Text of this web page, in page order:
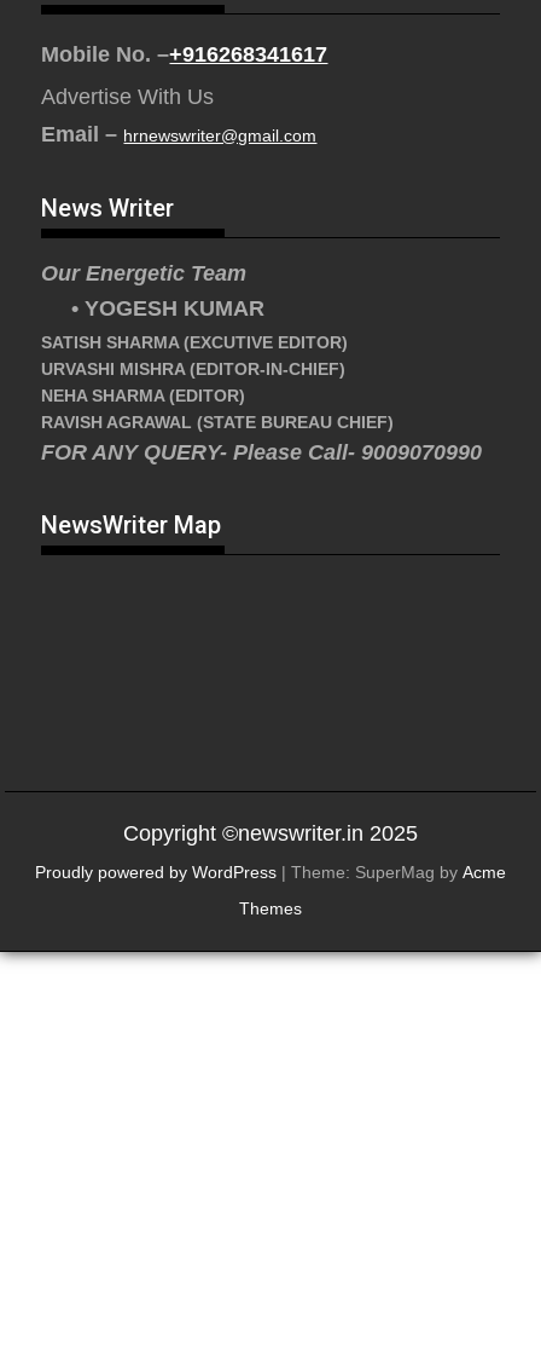
Mobile No. –+916268341617
Advertise With Us
Email – hrnewswriter@gmail.com
News Writer
Our Energetic Team
• YOGESH KUMAR
SATISH SHARMA (EXCUTIVE EDITOR)
URVASHI MISHRA (EDITOR-IN-CHIEF)
NEHA SHARMA (EDITOR)
RAVISH AGRAWAL (STATE BUREAU CHIEF)
FOR ANY QUERY- Please Call- 9009070990
NewsWriter Map
Copyright ©newswriter.in 2025
Proudly powered by WordPress | Theme: SuperMag by Acme
Themes